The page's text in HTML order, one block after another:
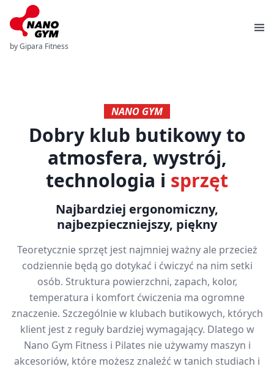
by Gipara Fitness
NANO GYM
Dobry klub butikowy to
atmosfera, wystrój,
technologia i sprzęt
Najbardziej ergonomiczny,
najbezpieczniejszy, piękny
Teoretycznie sprzęt jest najmniej ważny ale przecież
codziennie będą go dotykać i ćwiczyć na nim setki
osób. Struktura powierzchni, zapach, kolor,
temperatura i komfort ćwiczenia ma ogromne
znaczenie. Szczególnie w klubach butikowych, których
klient jest z reguły bardziej wymagający. Dlatego w
Nano Gym Fitness i Pilates nie używamy maszyn i
akcesoriów, które możesz znaleźć w tanich studiach i